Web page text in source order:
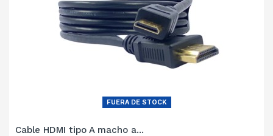
FUERA DE STOCK
Cable HDMI tipo A macho a...